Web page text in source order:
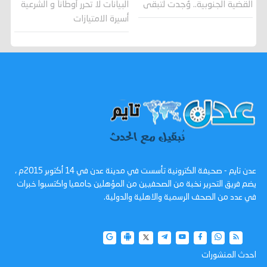
القضية الجنوبية.. وُجدت لتبقى
البيانات لا تحرر أوطاناً و الشرعية
أسيرة الامتيازات
عدن تايم - صحيفة الكترونية تأسست في مدينة عدن في 14 أكتوبر 2015م ،
يضم فريق التحرير نخبة من الصحفيين من المؤهلين جامعيا واكتسبوا خبرات
في عدد من الصحف الرسمية والاهلية والدولية.
احدث المنشورات